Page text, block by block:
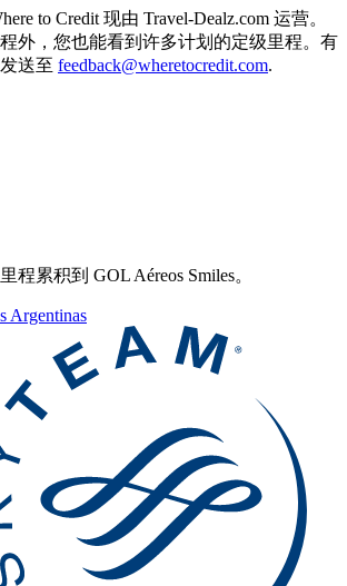
to Credit 现由 Travel-Dealz.com 运营。
外，您也能看到许多计划的定级里程。有
送至 feedback@wheretocredit.com.
程累积到 GOL Aéreos Smiles。
Argentinas